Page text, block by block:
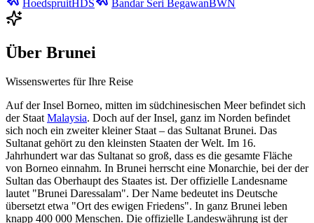
HoedspruitHDS Bandar Seri BegawanBWN
Über Brunei
Wissenswertes für Ihre Reise
Auf der Insel Borneo, mitten im südchinesischen Meer befindet sich
der StaatMalaysia. Doch auf der Insel, ganz im Norden befindet
sich noch ein zweiter kleiner Staat – das Sultanat Brunei. Das
Sultanat gehört zu den kleinsten Staaten der Welt. Im 16.
Jahrhundert war das Sultanat so groß, dass es die gesamte Fläche
von Borneo einnahm. In Brunei herrscht eine Monarchie, bei der der
Sultan das Oberhaupt des Staates ist. Der offizielle Landesname
lautet "Brunei Daressalam". Der Name bedeutet ins Deutsche
übersetzt etwa "Ort des ewigen Friedens". In ganz Brunei leben
knapp 400 000 Menschen. Die offizielle Landeswährung ist der